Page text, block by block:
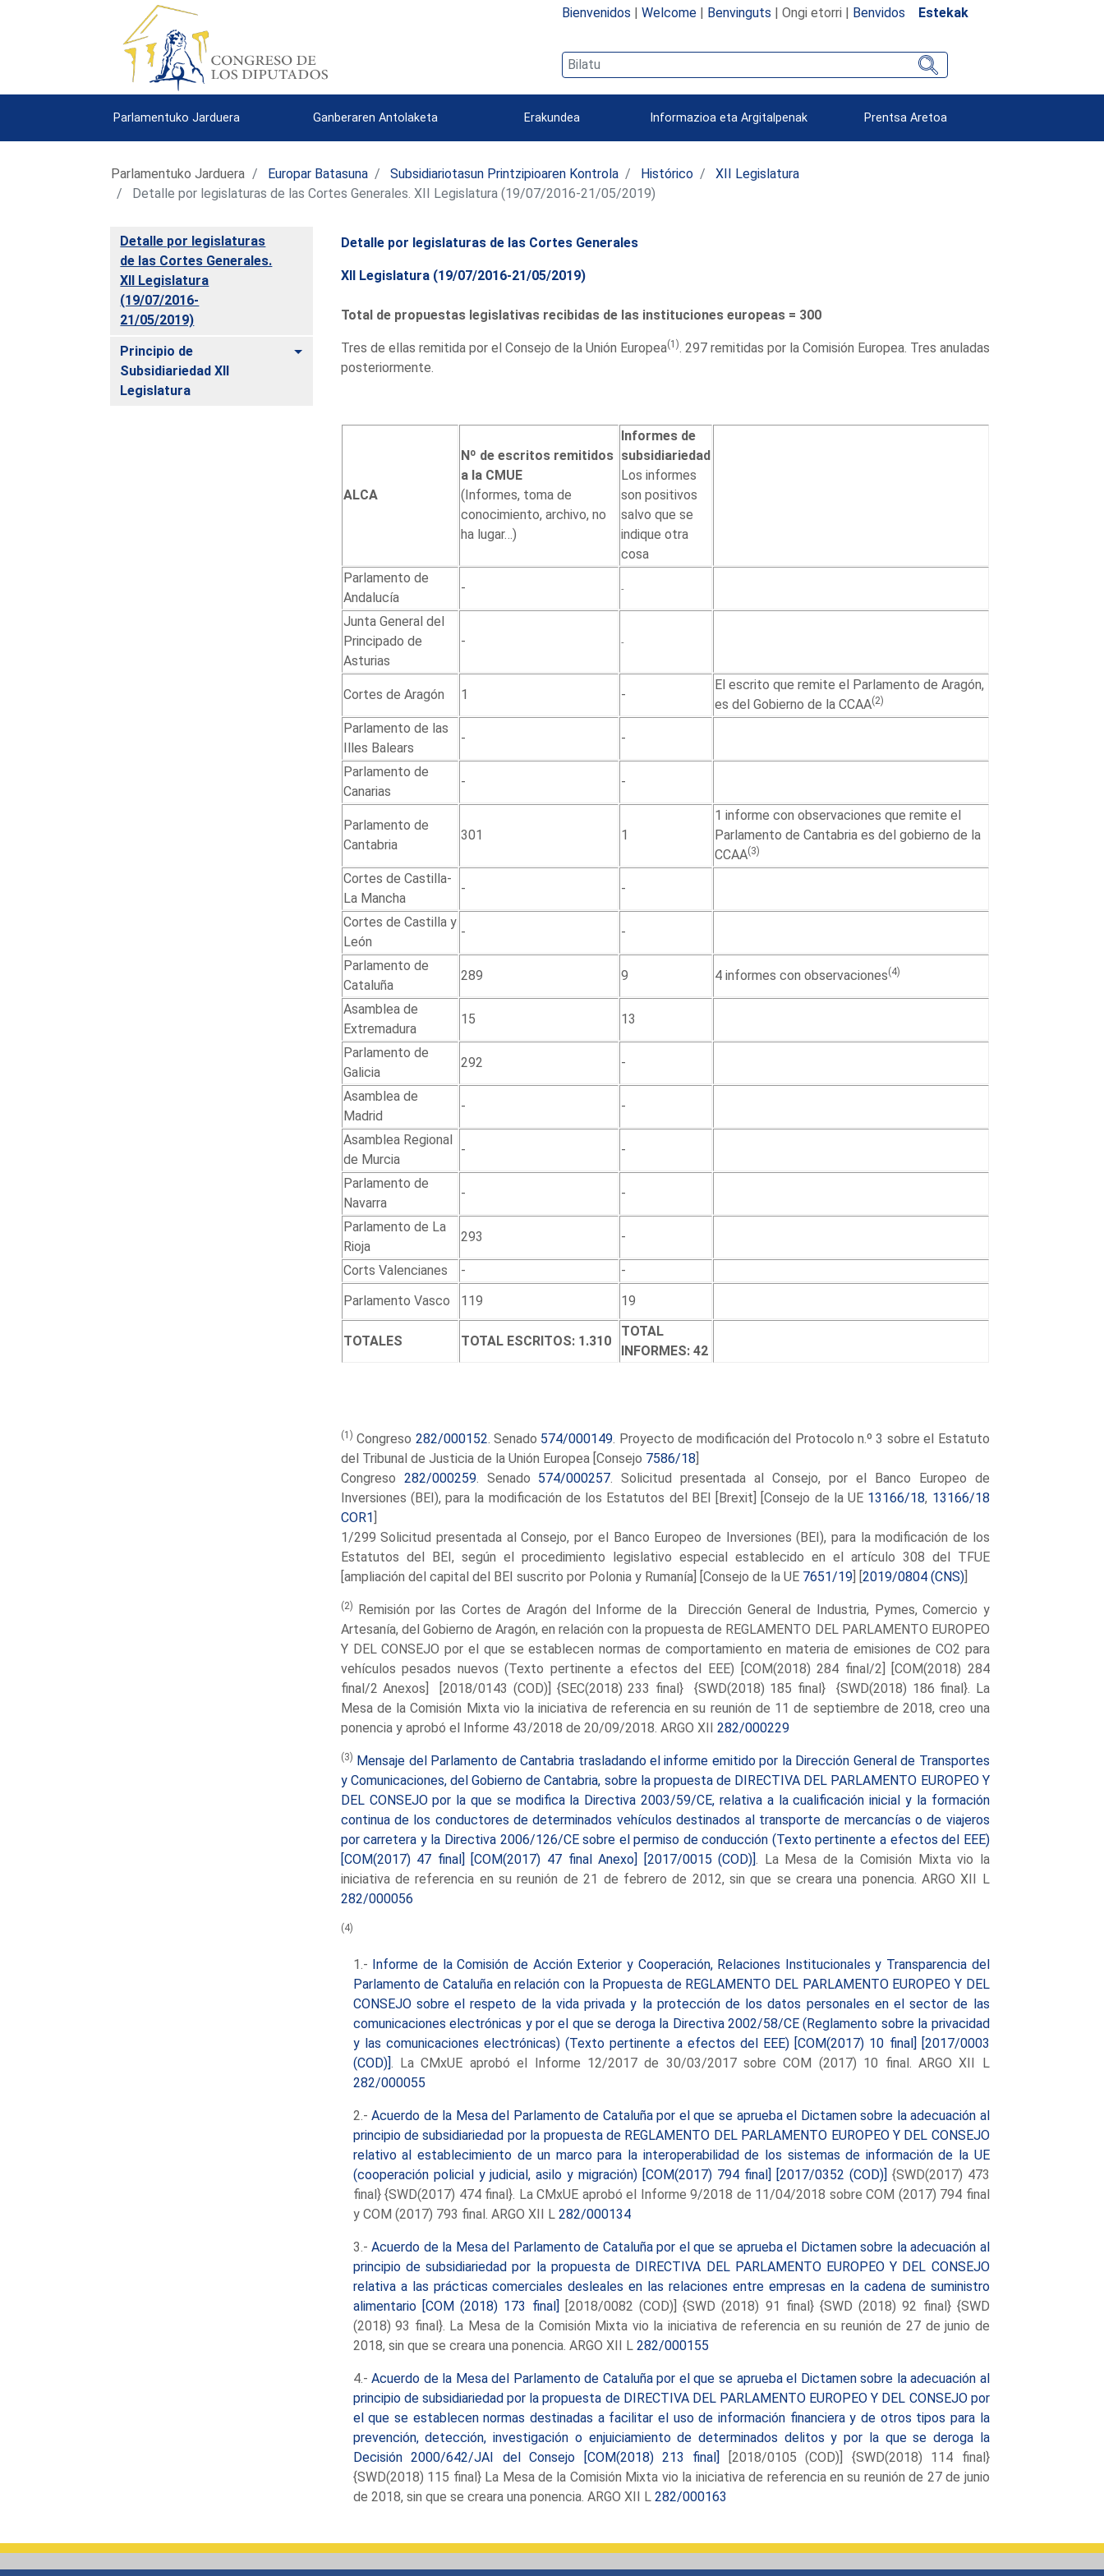
Bienvenidos | Welcome| Benvinguts | Ongi etorri | Benvidos Estekak
Parlamentuko Jarduera Ganberaren Antolaketa Erakundea Informazioa eta Argitalpenak Prentsa Aretoa
Parlamentuko Jarduera Europar Batasuna Subsidiariotasun Printzipioaren Kontrola Histórico
XII Legislatura
Detalle por legislaturas de las Cortes Generales. XII Legislatura (19/07/2016-21/05/2019)
Detalle por legislaturas
de las Cortes Generales.
XII Legislatura
(19/07/2016-
21/05/2019)
Principio de
Subsidiariedad XII
Legislatura
Toggle
Detalle por legislaturas de las Cortes Generales
XII Legislatura (19/07/2016-21/05/2019)
Total de propuestas legislativas recibidas de las instituciones europeas = 300
Tres de ellas remitida por el Consejo de la Unión Europea(1) . 297 remitidas por la Comisión Europea. Tres anuladas
posteriormente.
ALCA
Nº de escritos remitidos
a la CMUE
(Informes, toma de
conocimiento, archivo, no
ha lugar…)
Informes de
subsidiariedad
Los informes
son positivos
salvo que se
indique otra
cosa
Parlamento de
Andalucía
- -
Junta General del
Principado de
Asturias
- -
Cortes de Aragón 1 -
El escrito que remite el Parlamento de Aragón,
es del Gobierno de la CCAA(2)
Parlamento de las
Illes Balears
- -
Parlamento de
Canarias
- -
Parlamento de
Cantabria
301 1
1 informe con observaciones que remite el
Parlamento de Cantabria es del gobierno de la
CCAA(3)
Cortes de Castilla-
La Mancha
- -
Cortes de Castilla y
León
- -
Parlamento de
Cataluña
289 9 4 informes con observaciones(4)
Asamblea de
Extremadura
15 13
Parlamento de
Galicia
292 -
Asamblea de
Madrid
- -
Asamblea Regional
de Murcia
- -
Parlamento de
Navarra
- -
Parlamento de La
Rioja
293 -
Corts Valencianes -
-
Parlamento Vasco
119 19
TOTALES TOTAL ESCRITOS: 1.310
TOTAL
INFORMES: 42
(1) Congreso 282/000152 . Senado 574/000149 . Proyecto de modificación del Protocolo n.º 3 sobre el Estatuto
del Tribunal de Justicia de la Unión Europea [Consejo 7586/18]
Congreso 282/000259. Senado 574/000257 . Solicitud presentada al Consejo, por el Banco Europeo de
Inversiones (BEI), para la modificación de los Estatutos del BEI [Brexit] [Consejo de la UE 13166/18, 13166/18
COR1]
1/299 Solicitud presentada al Consejo, por el Banco Europeo de Inversiones (BEI), para la modificación de los
Estatutos del BEI, según el procedimiento legislativo especial establecido en el artículo 308 del TFUE
[ampliación del capital del BEI suscrito por Polonia y Rumanía] [Consejo de la UE 7651/19] [2019/0804 (CNS)]
(2) Remisión por las Cortes de Aragón del Informe de la Dirección General de Industria, Pymes, Comercio y
Artesanía, del Gobierno de Aragón, en relación con la propuesta de REGLAMENTO DEL PARLAMENTO EUROPEO
Y DEL CONSEJO por el que se establecen normas de comportamiento en materia de emisiones de CO2 para
vehículos pesados nuevos (Texto pertinente a efectos del EEE) [COM(2018) 284 final/2] [COM(2018) 284
final/2 Anexos] [2018/0143 (COD)] {SEC(2018) 233 final} {SWD(2018) 185 final} {SWD(2018) 186 final}. La
Mesa de la Comisión Mixta vio la iniciativa de referencia en su reunión de 11 de septiembre de 2018, creo una
ponencia y aprobó el Informe 43/2018 de 20/09/2018. ARGO XII 282/000229
(3) Mensaje del Parlamento de Cantabria trasladando el informe emitido por la Dirección General de Transportes
y Comunicaciones, del Gobierno de Cantabria, sobre la propuesta de DIRECTIVA DEL PARLAMENTO EUROPEO Y
DEL CONSEJO por la que se modifica la Directiva 2003/59/CE, relativa a la cualificación inicial y la formación
continua de los conductores de determinados vehículos destinados al transporte de mercancías o de viajeros
por carretera y la Directiva 2006/126/CE sobre el permiso de conducción (Texto pertinente a efectos del EEE)
[COM(2017) 47 final] [COM(2017) 47 final Anexo] [2017/0015 (COD)]
. La Mesa de la Comisión Mixta vio la
iniciativa de referencia en su reunión de 21 de febrero de 2012, sin que se creara una ponencia. ARGO XII L
282/000056
(4)
1.- Informe de la Comisión de Acción Exterior y Cooperación, Relaciones Institucionales y Transparencia del
Parlamento de Cataluña en relación con la Propuesta de REGLAMENTO DEL PARLAMENTO EUROPEO Y DEL
CONSEJO sobre el respeto de la vida privada y la protección de los datos personales en el sector de las
comunicaciones electrónicas y por el que se deroga la Directiva 2002/58/CE (Reglamento sobre la privacidad
y las comunicaciones electrónicas) (Texto pertinente a efectos del EEE) [COM(2017) 10 final] [2017/0003
(COD)] . La CMxUE aprobó el Informe 12/2017 de 30/03/2017 sobre COM (2017) 10 final. ARGO XII L
282/000055
2.-Acuerdo de la Mesa del Parlamento de Cataluña por el que se aprueba el Dictamen sobre la adecuación al
principio de subsidiariedad por la propuesta de REGLAMENTO DEL PARLAMENTO EUROPEO Y DEL CONSEJO
relativo al establecimiento de un marco para la interoperabilidad de los sistemas de información de la UE
(cooperación policial y judicial, asilo y migración) [COM(2017) 794 final] [2017/0352 (COD)] {SWD(2017) 473
final} {SWD(2017) 474 final}. La CMxUE aprobó el Informe 9/2018 de 11/04/2018 sobre COM (2017) 794 final
y COM (2017) 793 final. ARGO XII L 282/000134
3.-Acuerdo de la Mesa del Parlamento de Cataluña por el que se aprueba el Dictamen sobre la adecuación al
principio de subsidiariedad por la propuesta de DIRECTIVA DEL PARLAMENTO EUROPEO Y DEL CONSEJO
relativa a las prácticas comerciales desleales en las relaciones entre empresas en la cadena de suministro
alimentario [COM (2018) 173 final] [2018/0082 (COD)] {SWD (2018) 91 final} {SWD (2018) 92 final} {SWD
(2018) 93 final}. La Mesa de la Comisión Mixta vio la iniciativa de referencia en su reunión de 27 de junio de
2018, sin que se creara una ponencia. ARGO XII L 282/000155
4.-Acuerdo de la Mesa del Parlamento de Cataluña por el que se aprueba el Dictamen sobre la adecuación al
principio de subsidiariedad por la propuesta de DIRECTIVA DEL PARLAMENTO EUROPEO Y DEL CONSEJO por
el que se establecen normas destinadas a facilitar el uso de información financiera y de otros tipos para la
prevención, detección, investigación o enjuiciamiento de determinados delitos y por la que se deroga la
Decisión 2000/642/JAI del Consejo [COM(2018) 213 final]
[2018/0105 (COD)] {SWD(2018) 114 final}
{SWD(2018) 115 final} La Mesa de la Comisión Mixta vio la iniciativa de referencia en su reunión de 27 de junio
de 2018, sin que se creara una ponencia. ARGO XII L 282/000163